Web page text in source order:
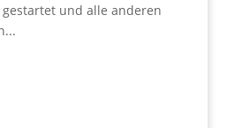
und alle anderen